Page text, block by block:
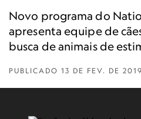
Novo programa do
apresenta equipe de
busca de animais de
PUBLICADO 13 DE FEV. DE